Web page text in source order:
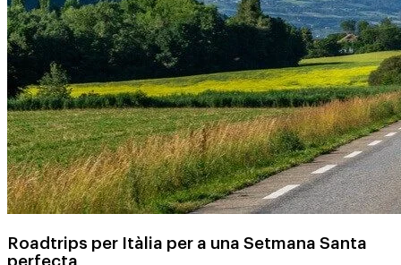
Roadtrips per Itàlia per a una Setmana Santa
perfecta